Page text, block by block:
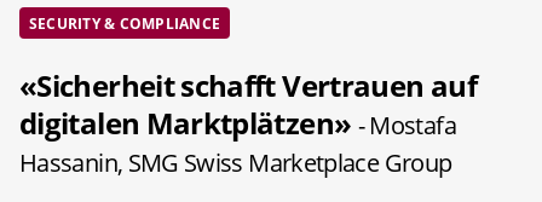
SECURITY & COMPLIANCE
«Sicherheit schafft Vertrauen auf
digitalen Marktplätzen» - Mostafa
Hassanin, SMG Swiss Marketplace Group